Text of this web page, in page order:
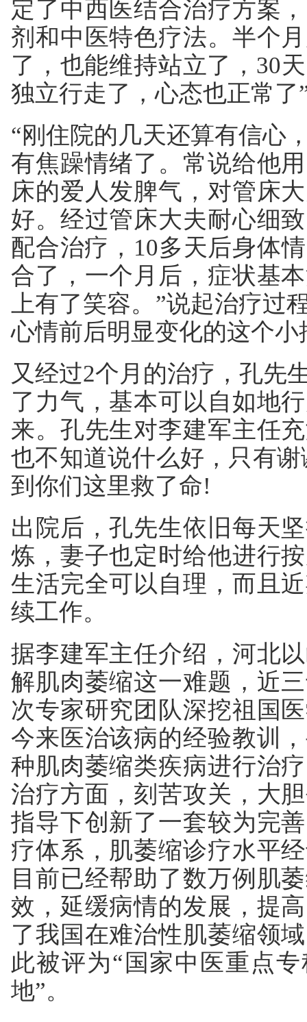
定了中西医结合治疗方案
剂和中医特色疗法。半个
了，也能维持站立了，30
独立行走了，心态也正常了
“刚住院的几天还算有信心
有焦躁情绪了。常说给他
床的爱人发脾气，对管床
好。经过管床大夫耐心细
配合治疗，10多天后身体
合了，一个月后，症状基
上有了笑容。”说起治疗过
心情前后明显变化的这个小
又经过2个月的治疗，孔先
了力气，基本可以自如地
来。孔先生对李建军主任
也不知道说什么好，只有
到你们这里救了命!
出院后，孔先生依旧每天
炼，妻子也定时给他进行
生活完全可以自理，而且
续工作。
据李建军主任介绍，河北
解肌肉萎缩这一难题，近
次专家研究团队深挖祖国
今来医治该病的经验教训
种肌肉萎缩类疾病进行治
治疗方面，刻苦攻关，大
指导下创新了一套较为完
疗体系，肌萎缩诊疗水平
目前已经帮助了数万例肌
效，延缓病情的发展，提
了我国在难治性肌萎缩领
此被评为“国家中医重点
地”。